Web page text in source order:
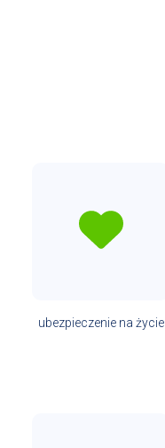
ubezpieczenie na życie